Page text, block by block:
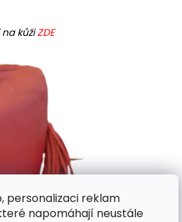
personalizaci reklam
napomáhají neustále
kůžiZDE